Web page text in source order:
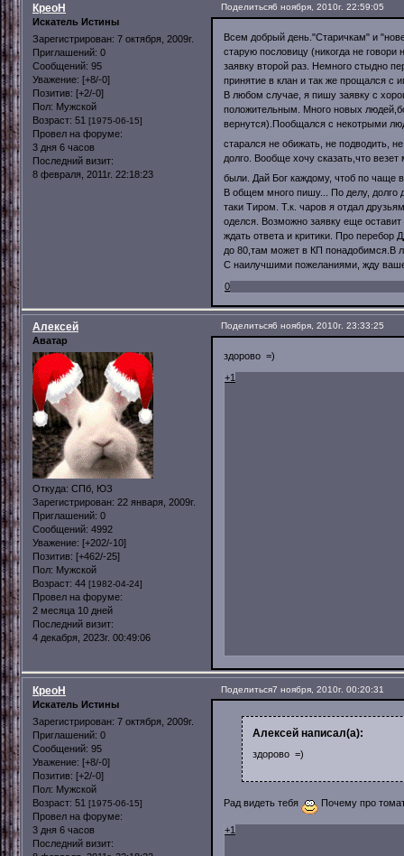
Поделиться6 ноября, 2010г. 22:59:05
КреоН
Искатель Истины
Зарегистрирован: 7 октября, 2009г.
Приглашений: 0
Сообщений: 95
Уважение: [+8/-0]
Позитив: [+2/-0]
Пол: Мужской
Возраст: 51 [1975-06-15]
Провел на форуме:
3 дня 6 часов
Последний визит:
8 февраля, 2011г. 22:18:23
Всем добрый день."Старичкам" и
старую пословицу (никогда не говори
заявку второй раз. Немного стыдно
принятие в клан и так же прощался с
В любом случае, я пишу заявку с
положительным. Много новых
вернутся).Пообщался с некотрыми
старался не обижать, не подводить,
долго. Вообще хочу сказать,что
были. Дай Бог каждому, чтоб по чаще
В общем много пишу... По делу, долго
таки Тиром. Т.к. чаров я отдал
оделся. Возможно заявку еще оставит
ждать ответа и критики. Про перебор
до 80,там может в КП понадобимся.В
С наилучшими пожеланиями, жду
0
Поделиться6 ноября, 2010г. 23:33:25
Алексей
Аватар
Откуда: СПб, ЮЗ
Зарегистрирован: 22 января, 2009г.
Приглашений: 0
Сообщений: 4992
Уважение: [+202/-10]
Позитив: [+462/-25]
Пол: Мужской
Возраст: 44 [1982-04-24]
Провел на форуме:
2 месяца 10 дней
Последний визит:
4 декабря, 2023г. 00:49:06
здорово =)
+1
Поделиться7 ноября, 2010г. 00:20:31
КреоН
Искатель Истины
Зарегистрирован: 7 октября, 2009г.
Приглашений: 0
Сообщений: 95
Уважение: [+8/-0]
Позитив: [+2/-0]
Пол: Мужской
Возраст: 51 [1975-06-15]
Провел на форуме:
3 дня 6 часов
Последний визит:
Алексей написал(а):
здорово =)
Рад видеть тебя Почему про
+1